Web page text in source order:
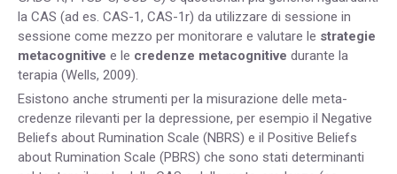
la CAS (ad es. CAS-1, CAS-1r) da utilizzare di sessione in
sessione come mezzo per monitorare e valutare le strategie
metacognitive e le credenze metacognitive durante la
terapia (Wells, 2009).
Esistono anche strumenti per la misurazione delle meta-
credenze rilevanti per la depressione, per esempio il Negative
Beliefs about Rumination Scale (NBRS) e il Positive Beliefs
about Rumination Scale (PBRS) che sono stati determinanti